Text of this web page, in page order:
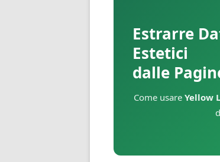
Estrarre
Estetici
dalle
Come usareYellow